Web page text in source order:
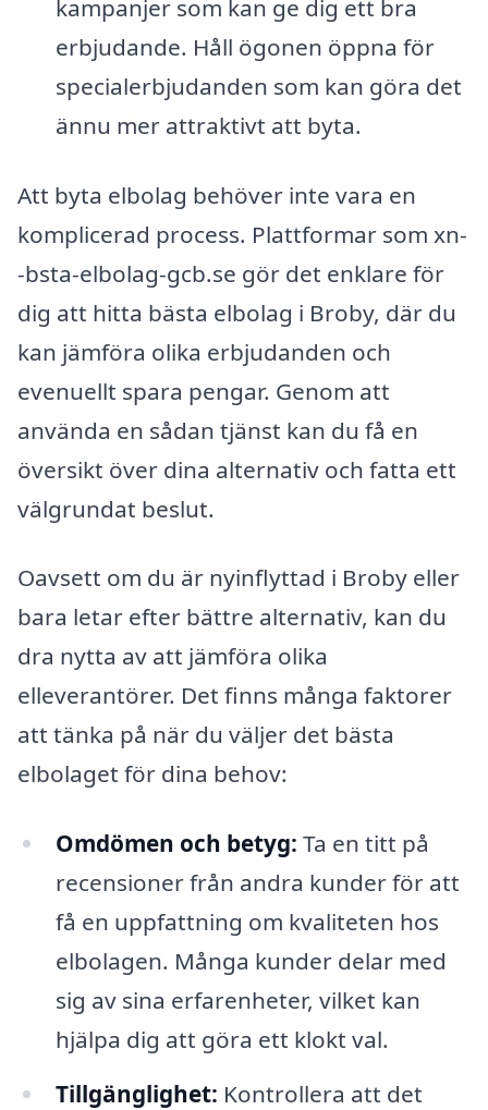
kampanjer som kan ge dig ett bra
erbjudande. Håll ögonen öppna för
specialerbjudanden som kan göra det
ännu mer attraktivt att byta.
Att byta elbolag behöver inte vara en
komplicerad process. Plattformar som xn-
-bsta-elbolag-gcb.se gör det enklare för
dig att hitta bästa elbolag i Broby, där du
kan jämföra olika erbjudanden och
evenuellt spara pengar. Genom att
använda en sådan tjänst kan du få en
översikt över dina alternativ och fatta ett
välgrundat beslut.
Oavsett om du är nyinflyttad i Broby eller
bara letar efter bättre alternativ, kan du
dra nytta av att jämföra olika
elleverantörer. Det finns många faktorer
att tänka på när du väljer det bästa
elbolaget för dina behov:
Omdömen och betyg: Ta en titt på
recensioner från andra kunder för att
få en uppfattning om kvaliteten hos
elbolagen. Många kunder delar med
sig av sina erfarenheter, vilket kan
hjälpa dig att göra ett klokt val.
Tillgänglighet: Kontrollera att det